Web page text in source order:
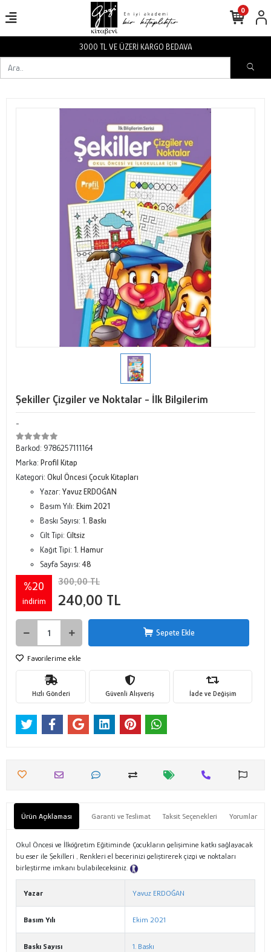
3000 TL VE ÜZERİ KARGO BEDAVA
0
Şekiller Çizgiler ve Noktalar - İlk Bilgilerim
-
Barkod: 9786257111164
Marka: Profil Kitap
Kategori: Okul Öncesi Çocuk Kitapları
Yazar: Yavuz ERDOĞAN
Basım Yılı: Ekim 2021
Baskı Sayısı: 1. Baskı
Cilt Tipi: Ciltsiz
Kağıt Tipi: 1. Hamur
Sayfa Sayısı:48
%20
indirim
300,00 TL
240,00 TL
Sepete Ekle
Favorilerime ekle
Hızlı Gönderi Güvenli Alışveriş İade ve Değişim
Ürün Açıklaması Garanti ve Teslimat Taksit Seçenekleri Yorumlar
Okul Öncesi ve İlköğretim Eğitiminde Çocukların gelişimine katkı sağlayacak
bu eser ile Şekilleri , Renkleri el becerinizi geliştirerek çizgi ve noktaları
birleştirme imkanı bulabileceksiniz.
Yazar Yavuz ERDOĞAN
Basım Yılı Ekim 2021
Baskı Sayısı 1. Baskı